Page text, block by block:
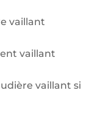
vaillant
vaillant
vaillant si